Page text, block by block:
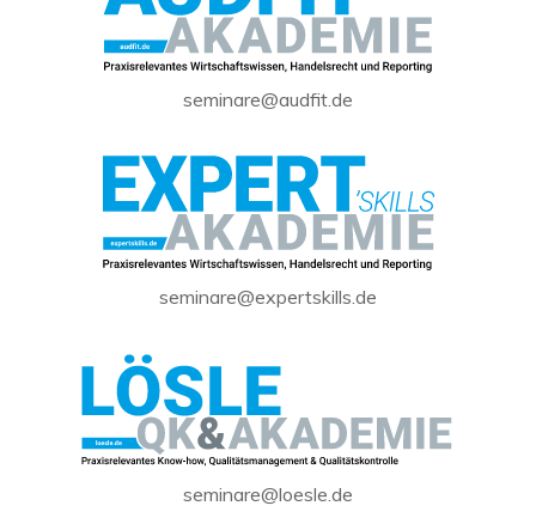
seminare@audfit.de
seminare@expertskills.de
seminare@loesle.de